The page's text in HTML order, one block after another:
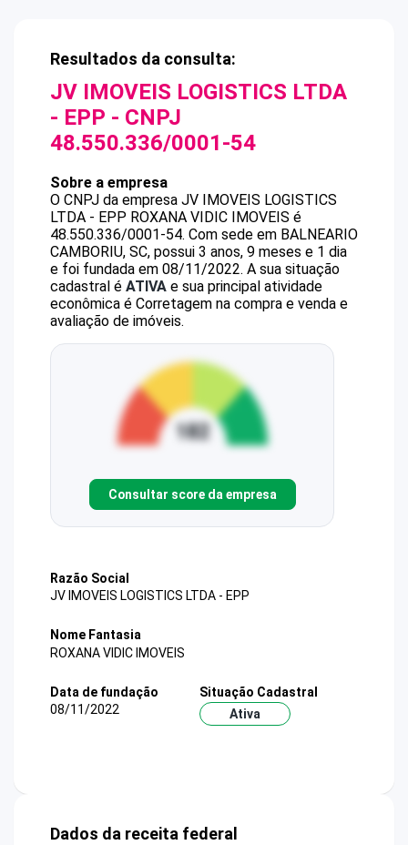
Resultados da consulta:
JV IMOVEIS LOGISTICS LTDA
- EPP - CNPJ
48.550.336/0001-54
Sobre a empresa
O CNPJ da empresa JV IMOVEIS LOGISTICS
LTDA - EPP ROXANA VIDIC IMOVEIS é
48.550.336/0001-54. Com sede em BALNEARIO
CAMBORIU, SC, possui 3 anos, 9 meses e 1 dia
e foi fundada em 08/11/2022. A sua situação
cadastral é ATIVA e sua principal atividade
econômica é Corretagem na compra e venda e
avaliação de imóveis.
Consultar score da empresa
Razão Social
JV IMOVEIS LOGISTICS LTDA - EPP
Nome Fantasia
ROXANA VIDIC IMOVEIS
Data de fundação
08/11/2022
Situação Cadastral
Ativa
Dados da receita federal